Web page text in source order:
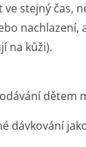
ve stejný čas,
na kůži).
dětem
dávkování